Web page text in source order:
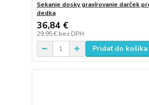
Sekanie dosky gravírovanie darček
dedka
36,84 €
29,95 € bez DPH
Pridať do košíka